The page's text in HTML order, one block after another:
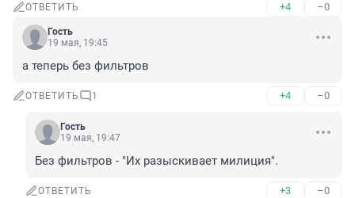
ОТВЕТИТЬ +4 –0
Гость
19 мая, 19:45
а теперь без фильтров
ОТВЕТИТЬ 1 +4 –0
Гость
19 мая, 19:47
Без фильтров - "Их разыскивает милиция".
ОТВЕТИТЬ +3 –0